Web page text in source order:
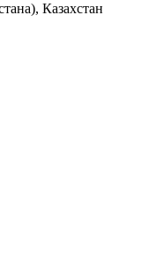
Казахстан